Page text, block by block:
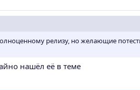
релизу, но желающие
нашёл её в теме